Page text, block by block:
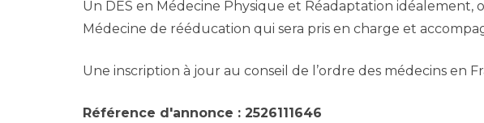
Un DES en Médecine Physique et Réadaptation idéalement,
Médecine de rééducation qui sera pris en charge et
Une inscription à jour au conseil de l’ordre des médecins en
Référence d'annonce : 2526111646